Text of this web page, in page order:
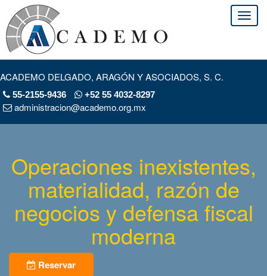
ACADEMO DELGADO, ARAGÓN Y ASOCIADOS, S. C.
55-2155-9436 +52 55 4032-8297
administracion@academo.org.mx
Operaciones inexistentes,
materialidad, razón de
negocios y defensa fiscal
moderna
Reservar